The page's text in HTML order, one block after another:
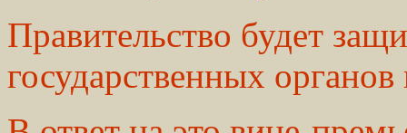
Правительство будет
государственных органов